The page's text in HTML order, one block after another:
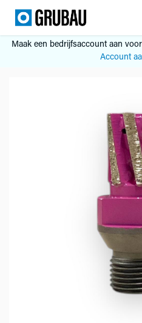
Overslaan naar inhoud
Maak een bedrijfsaccount aan
Account